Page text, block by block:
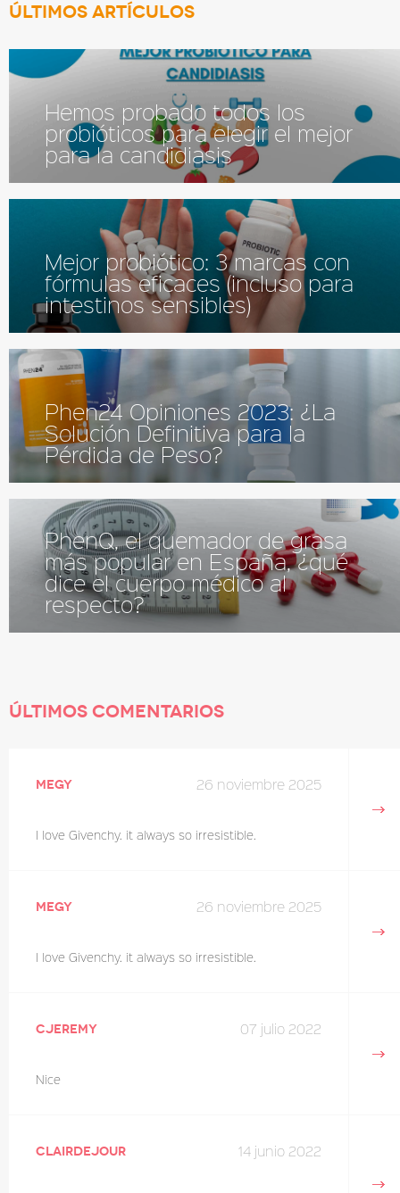
ÚLTIMOS ARTÍCULOS
Hemos probado todos los
probióticos para elegir el mejor
para la candidiasis
Mejor probiótico: 3 marcas con
fórmulas eficaces (incluso para
intestinos sensibles)
Phen24 Opiniones 2023: ¿La
Solución Definitiva para la
Pérdida de Peso?
PhenQ, el quemador de grasa
más popular en España, ¿qué
dice el cuerpo médico al
respecto?
Últimos comentarios
26 noviembre 2025
megy
I love Givenchy. it always so irresistible.
26 noviembre 2025
megy
I love Givenchy. it always so irresistible.
07 julio 2022
cjeremy
Nice
14 junio 2022
Clairdejour